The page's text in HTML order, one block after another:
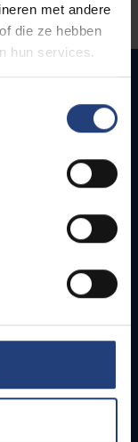
met andere
die ze hebben
hun services.